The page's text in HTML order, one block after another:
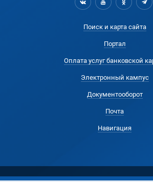
Поиск и карта сайта
Портал
Оплата услуг банковской
Электронный кампус
Документооборот
Почта
Навигация